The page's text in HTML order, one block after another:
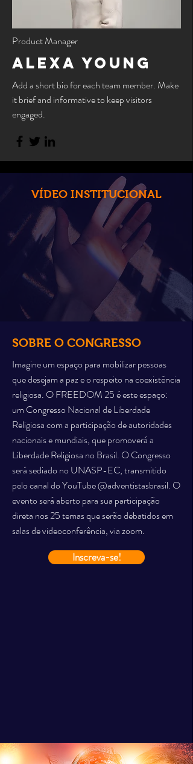
Product Manager
Alexa Young
Add a short bio for each team member. Make
it brief and informative to keep visitors
engaged.
VÍDEO INSTITUCIONAL
SOBRE O CONGRESSO
Imagine um espaço para mobilizar pessoas
que desejam a paz e o respeito na coexistência
religiosa. O FREEDOM 25 é este espaço:
um Congresso Nacional de Liberdade
Religiosa com a participação de autoridades
nacionais e mundiais, que promoverá a
Liberdade Religiosa no Brasil. O Congresso
será sediado no UNASP-EC, transmitido
pelo canal do YouTube @adventistasbrasil. O
evento será aberto para sua participação
direta nos 25 temas que serão debatidos em
salas de videoconferência, via zoom.
Inscreva-se!